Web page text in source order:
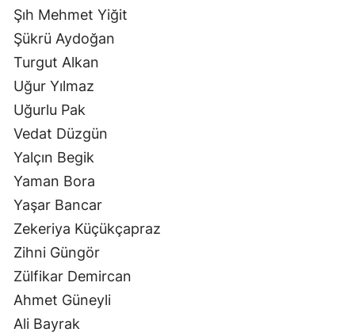
Şıh Mehmet Yiğit
Şükrü Aydoğan
Turgut Alkan
Uğur Yılmaz
Uğurlu Pak
Vedat Düzgün
Yalçın Begik
Yaman Bora
Yaşar Bancar
Zekeriya Küçükçapraz
Zihni Güngör
Zülfikar Demircan
Ahmet Güneyli
Ali Bayrak